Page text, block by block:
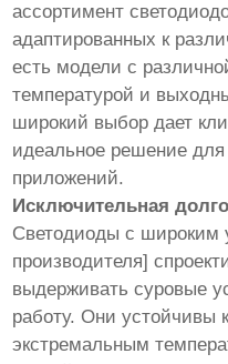
ассортимент
адаптированных к
есть модели с
температурой и
широкий выбор дает
идеальное решение для
приложений.
Исключительная
Светодиоды с широким
производителя]
выдерживать суровые
работу. Они устойчивы
экстремальным